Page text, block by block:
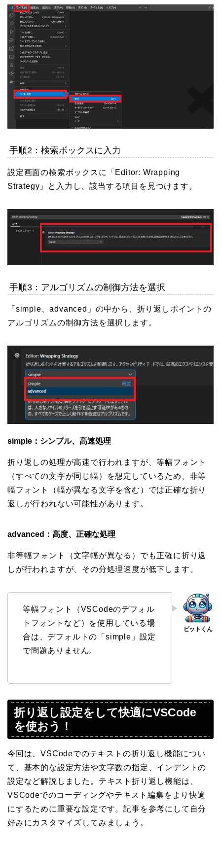
手順2：検索ボックスに入力
設定画面の検索ボックスに「Editor: Wrapping
Strategy」と入力し、該当する項目を見つけます。
手順3：アルゴリズムの制御方法を選択
「simple、advanced」の中から、折り返しポイントの
アルゴリズムの制御方法を選択します。
simple：シンプル、高速処理
折り返しの処理が高速で行われますが、等幅フォント
（すべての文字が同じ幅）を想定しているため、非等
幅フォント（幅が異なる文字を含む）では正確な折り
返しが行われない可能性があります。
advanced：高度、正確な処理
非等幅フォント（文字幅が異なる）でも正確に折り返
しが行われますが、その分処理速度が低下します。
等幅フォント（VSCodeのデフォル
トフォントなど）を使用している場
合は、デフォルトの「simple」設定
で問題ありません。
折り返し設定をして快適にVSCode
を使おう！
今回は、VSCodeでのテキストの折り返し機能につい
て、基本的な設定方法や文字数の指定、インデントの
設定など解説しました。テキスト折り返し機能は、
VSCodeでのコーディングやテキスト編集をより快適
にするために重要な設定です。記事を参考にして自分
好みにカスタマイズしてみましょう。